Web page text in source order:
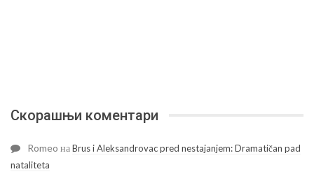
Скорашњи коментари
Romeo наBrus i Aleksandrovac pred nestajanjem: Dramatičan pad
nataliteta